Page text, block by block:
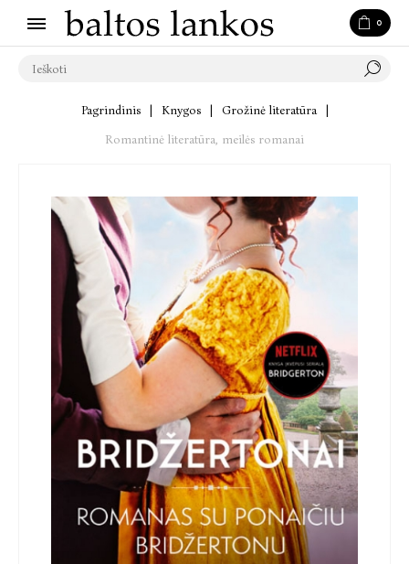
0
Pagrindinis Knygos Grožinė literatūra
Romantinė literatūra, meilės romanai